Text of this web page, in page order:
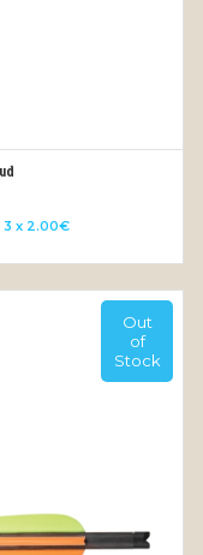
x 2.00€
Out
of
Stock